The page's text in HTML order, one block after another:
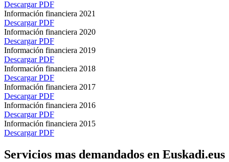
Descargar PDF
Información financiera 2021
Descargar PDF
Información financiera 2020
Descargar PDF
Información financiera 2019
Descargar PDF
Información financiera 2018
Descargar PDF
Información financiera 2017
Descargar PDF
Información financiera 2016
Descargar PDF
Información financiera 2015
Descargar PDF
Servicios mas demandados en Euskadi.eus